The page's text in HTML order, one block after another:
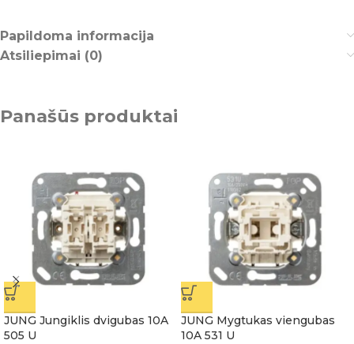
Papildoma informacija
Atsiliepimai (0)
Panašūs produktai
JUNG Jungiklis dvigubas 10A
505 U
JUNG Mygtukas viengubas
10A 531 U